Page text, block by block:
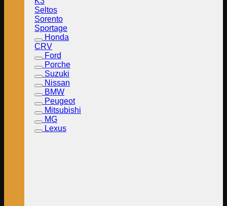
Seltos
Sorento
Sportage
Honda
CRV
Ford
Porche
Suzuki
Nissan
BMW
Peugeot
Mitsubishi
MG
Lexus